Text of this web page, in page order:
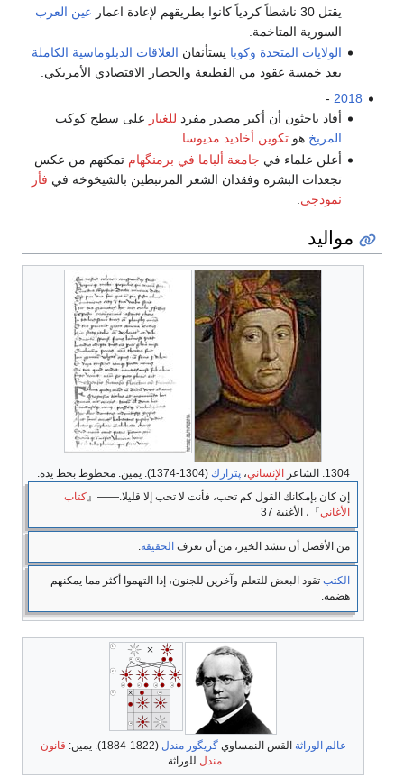
يقتل 30 ناشطاً كردياً كانوا بطريقهم لإعادة اعمار
عين العرب
السورية المتاخمة.
الولايات المتحدة وكوبا يستأنفان العلاقات الدبلوماسية الكاملة
بعد خمسة عقود من القطيعة والحصار الاقتصادي الأمريكي.
2018
-
أفاد باحثون أن أكبر مصدر مفرد للغبار على سطح كوكب
المريخ هو تكوين أخاديد مديوسا.
أعلن علماء في جامعة ألباما في برمنگهام تمكنهم من عكس
تجعدات البشرة وفقدان الشعر المرتبطين بالشيخوخة في فأر
نموذجي
مواليد
1304: الشاعر الإنساني،پترارك (1304-1374). يمين: مخطوط بخط يده.
إن كان بإمكانك القول كم تحب، فأنت لا تحب إلا قليلا.――『كتاب
الأغاني』، الأغنية 37
من الأفضل أن تنشد الخير، من أن تعرف الحقيقة.
الكتبتقود البعض للتعلم وآخرين للجنون، إذا التهموا أكثر مما يمكنهم
هضمه.
عالم الوراثة القس النمساويگريگور مندل (1822-1884). يمين:
قانون
مندل للوراثة.